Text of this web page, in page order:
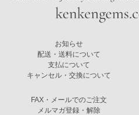
お知らせ
配送・送料について
支払について
キャンセル・交換について
FAX・メールでのご注文
メルマガ登録・解除